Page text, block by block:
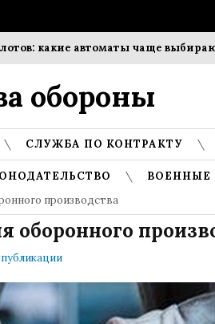
какие автоматы чаще выбирают
обороны
СЛУЖБА ПО КОНТРАКТУ
ВОЕННЫЕ
производства
оборонного